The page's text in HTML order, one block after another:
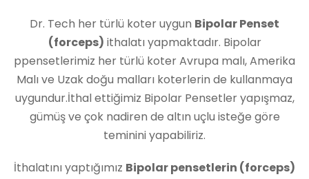
Dr. Tech her türlü koter uygun Bipolar Penset
(forceps) ithalatı yapmaktadır. Bipolar
ppensetlerimiz her türlü koter Avrupa malı, Amerika
Malı ve Uzak doğu malları koterlerin de kullanmaya
uygundur.İthal ettiğimiz Bipolar Pensetler yapışmaz,
gümüş ve çok nadiren de altın uçlu isteğe göre
teminini yapabiliriz.
İthalatını yaptığımız Bipolar pensetlerin (forceps)